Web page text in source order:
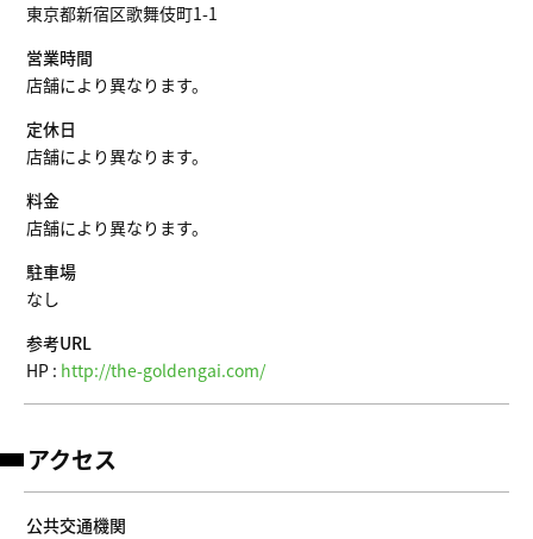
東京都新宿区歌舞伎町1-1
営業時間
店舗により異なります。
定休日
店舗により異なります。
料金
店舗により異なります。
駐車場
なし
参考URL
HP : http://the-goldengai.com/
アクセス
公共交通機関